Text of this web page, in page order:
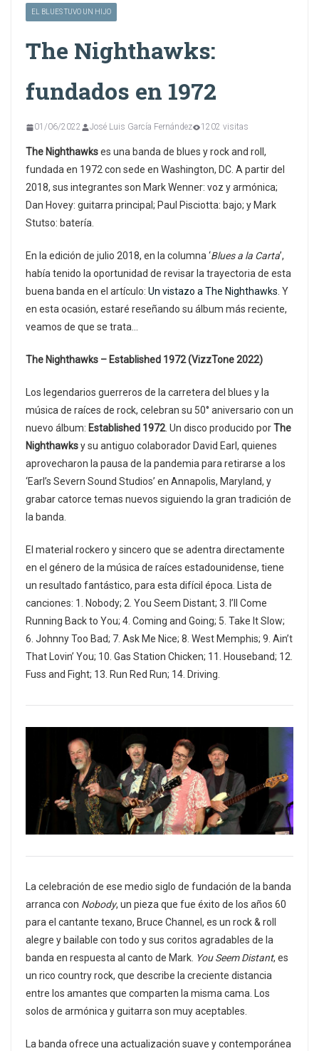
EL BLUES TUVO UN HIJO
The Nighthawks:
fundados en 1972
01/06/2022 José Luis García Fernández 1202 visitas
The Nighthawkses una banda de blues y rock and roll,
fundada en 1972 con sede en Washington, DC. A partir del
2018, sus integrantes son Mark Wenner: voz y armónica;
Dan Hovey: guitarra principal; Paul Pisciotta: bajo; y Mark
Stutso: batería.
En la edición de julio 2018, en la columna ‘Blues a la Carta’,
había tenido la oportunidad de revisar la trayectoria de esta
buena banda en el artículo: Un vistazo a The Nighthawks . Y
en esta ocasión, estaré reseñando su álbum más reciente,
veamos de que se trata…
The Nighthawks – Established 1972 (VizzTone 2022)
Los legendarios guerreros de la carretera del blues y la
música de raíces de rock, celebran su 50° aniversario con un
nuevo álbum: Established 1972. Un disco producido porThe
Nighthawksy su antiguo colaborador David Earl, quienes
aprovecharon la pausa de la pandemia para retirarse a los
‘Earl’s Severn Sound Studios’ en Annapolis, Maryland, y
grabar catorce temas nuevos siguiendo la gran tradición de
la banda.
El material rockero y sincero que se adentra directamente
en el género de la música de raíces estadounidense, tiene
un resultado fantástico, para esta difícil época. Lista de
canciones: 1. Nobody; 2. You Seem Distant; 3. I’ll Come
Running Back to You; 4. Coming and Going; 5. Take It Slow;
6. Johnny Too Bad; 7. Ask Me Nice; 8. West Memphis; 9. Ain’t
That Lovin’ You; 10. Gas Station Chicken; 11. Houseband; 12.
Fuss and Fight; 13. Run Red Run; 14. Driving.
La celebración de ese medio siglo de fundación de la banda
arranca con Nobody, un pieza que fue éxito de los años 60
para el cantante texano, Bruce Channel, es un rock & roll
alegre y bailable con todo y sus coritos agradables de la
banda en respuesta al canto de Mark. You Seem Distant, es
un rico country rock, que describe la creciente distancia
entre los amantes que comparten la misma cama. Los
solos de armónica y guitarra son muy aceptables.
La banda ofrece una actualización suave y contemporánea